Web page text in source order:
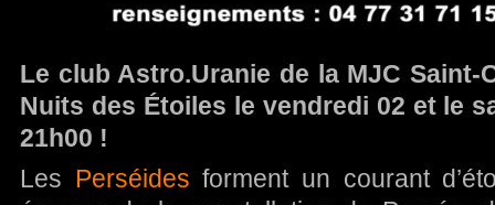
Le club Astro.Uranie de la MJC
Nuits des Étoiles le vendredi 02 et le
21h00 !
Les Perséides forment un courant